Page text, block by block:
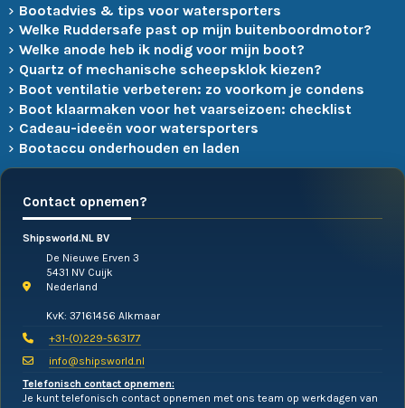
Bootadvies & tips voor watersporters
Welke Ruddersafe past op mijn buitenboordmotor?
Welke anode heb ik nodig voor mijn boot?
Quartz of mechanische scheepsklok kiezen?
Boot ventilatie verbeteren: zo voorkom je condens
Boot klaarmaken voor het vaarseizoen: checklist
Cadeau-ideeën voor watersporters
Bootaccu onderhouden en laden
Contact opnemen?
Shipsworld.NL BV
De Nieuwe Erven 3
5431 NV Cuijk
Nederland
KvK: 37161456 Alkmaar
+31-(0)229-563177
info@shipsworld.nl
Telefonisch contact opnemen:
Je kunt telefonisch contact opnemen met ons team op werkdagen van